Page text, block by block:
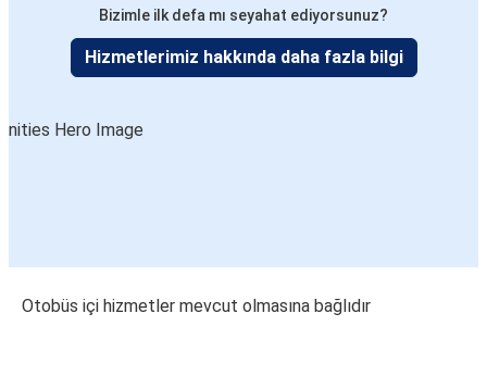
Bizimle ilk defa mı seyahat ediyorsunuz?
Hizmetlerimiz hakkında daha fazla bilgi
Otobüs içi hizmetler mevcut olmasına bağlıdır